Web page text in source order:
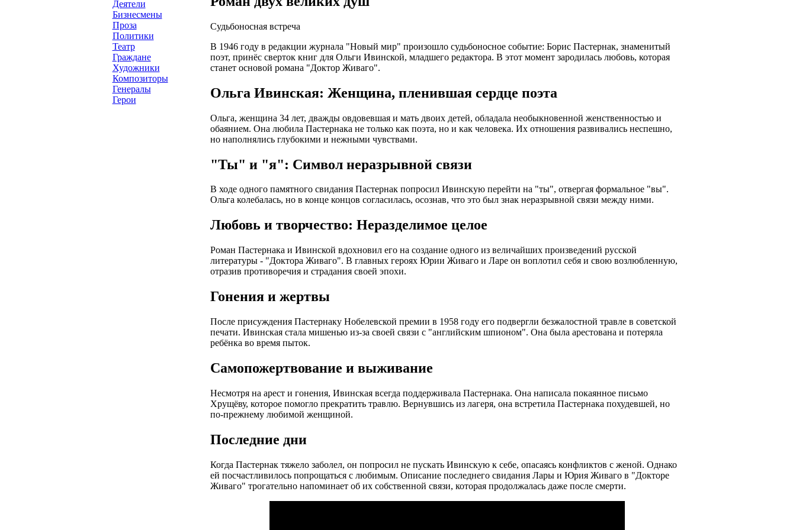
Деятели
Бизнесмены
Проза
Политики
Театр
Граждане
Художники
Композиторы
Генералы
Герои
Судьбоносная встреча
В 1946 году в редакции журнала "Новый мир" произошло судьбоносное событие: Борис Пастернак, знаменитый
поэт, принёс сверток книг для Ольги Ивинской, младшего редактора. В этот момент зародилась любовь, которая
станет основой романа "Доктор Живаго".
Ольга Ивинская: Женщина, пленившая сердце поэта
Ольга, женщина 34 лет, дважды овдовевшая и мать двоих детей, обладала необыкновенной женственностью и
обаянием. Она любила Пастернака не только как поэта, но и как человека. Их отношения развивались неспешно,
но наполнялись глубокими и нежными чувствами.
"Ты" и "я": Символ неразрывной связи
В ходе одного памятного свидания Пастернак попросил Ивинскую перейти на "ты", отвергая формальное "вы".
Ольга колебалась, но в конце концов согласилась, осознав, что это был знак неразрывной связи между ними.
Любовь и творчество: Неразделимое целое
Роман Пастернака и Ивинской вдохновил его на создание одного из величайших произведений русской
литературы - "Доктора Живаго". В главных героях Юрии Живаго и Ларе он воплотил себя и свою возлюбленную,
отразив противоречия и страдания своей эпохи.
Гонения и жертвы
После присуждения Пастернаку Нобелевской премии в 1958 году его подвергли безжалостной травле в советской
печати. Ивинская стала мишенью из-за своей связи с "английским шпионом". Она была арестована и потеряла
ребёнка во время пыток.
Самопожертвование и выживание
Несмотря на арест и гонения, Ивинская всегда поддерживала Пастернака. Она написала покаянное письмо
Хрущёву, которое помогло прекратить травлю. Вернувшись из лагеря, она встретила Пастернака похудевшей, но
по-прежнему любимой женщиной.
Последние дни
Когда Пастернак тяжело заболел, он попросил не пускать Ивинскую к себе, опасаясь конфликтов с женой. Однако
ей посчастливилось попрощаться с любимым. Описание последнего свидания Лары и Юрия Живаго в "Докторе
Живаго" трогательно напоминает об их собственной связи, которая продолжалась даже после смерти.